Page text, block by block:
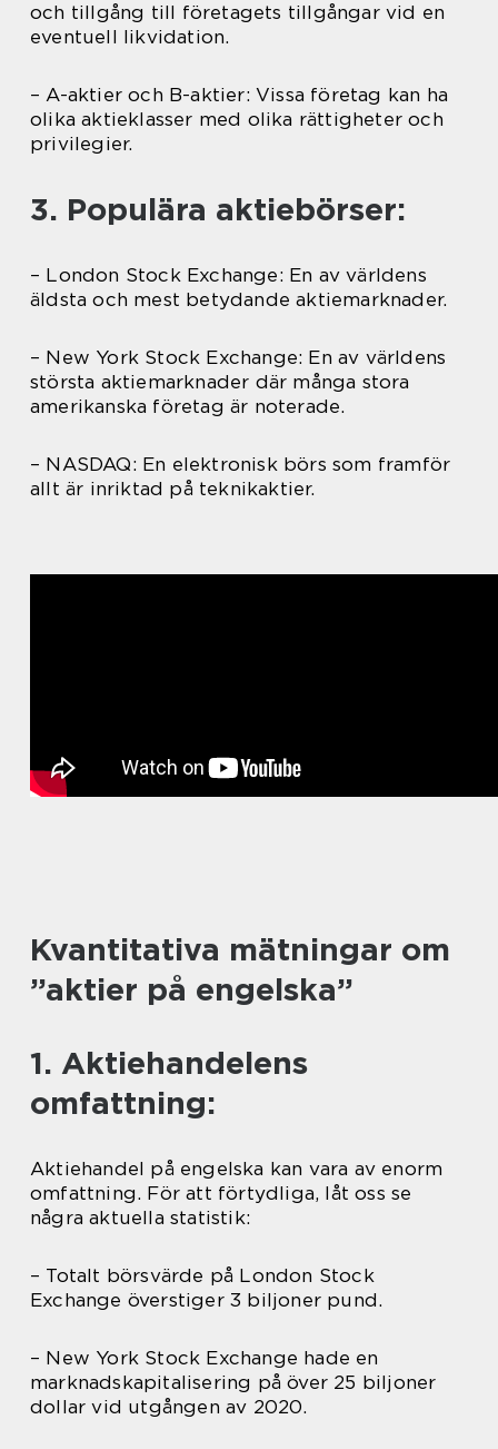
och tillgång till företagets tillgångar vid en
eventuell likvidation.
– A-aktier och B-aktier: Vissa företag kan ha
olika aktieklasser med olika rättigheter och
privilegier.
3. Populära aktiebörser:
– London Stock Exchange: En av världens
äldsta och mest betydande aktiemarknader.
– New York Stock Exchange: En av världens
största aktiemarknader där många stora
amerikanska företag är noterade.
– NASDAQ: En elektronisk börs som framför
allt är inriktad på teknikaktier.
Kvantitativa mätningar om
”aktier på engelska”
1. Aktiehandelens
omfattning:
Aktiehandel på engelska kan vara av enorm
omfattning. För att förtydliga, låt oss se
några aktuella statistik:
– Totalt börsvärde på London Stock
Exchange överstiger 3 biljoner pund.
– New York Stock Exchange hade en
marknadskapitalisering på över 25 biljoner
dollar vid utgången av 2020.